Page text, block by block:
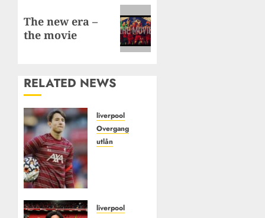
post:
The new era –
the movie
RELATED NEWS
liverpool
Overgang
utlån
Macclesfield
liverpool